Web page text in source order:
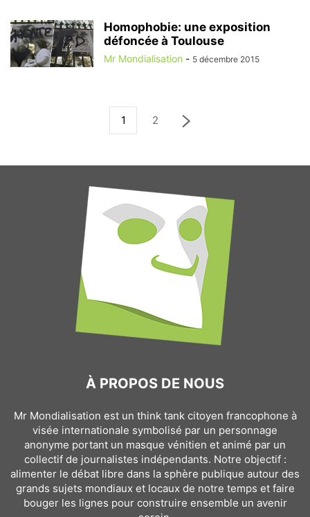
Homophobie: une exposition
défoncée à Toulouse
Mr Mondialisation - 5 décembre 2015
1 2
À PROPOS DE NOUS
Mr Mondialisation est un think tank citoyen francophone à
visée internationale symbolisé par un personnage
anonyme portant un masque vénitien et animé par un
collectif de journalistes indépendants. Notre objectif :
alimenter le débat libre dans la sphère publique autour des
grands sujets mondiaux et locaux de notre temps et faire
bouger les lignes pour construire ensemble un avenir